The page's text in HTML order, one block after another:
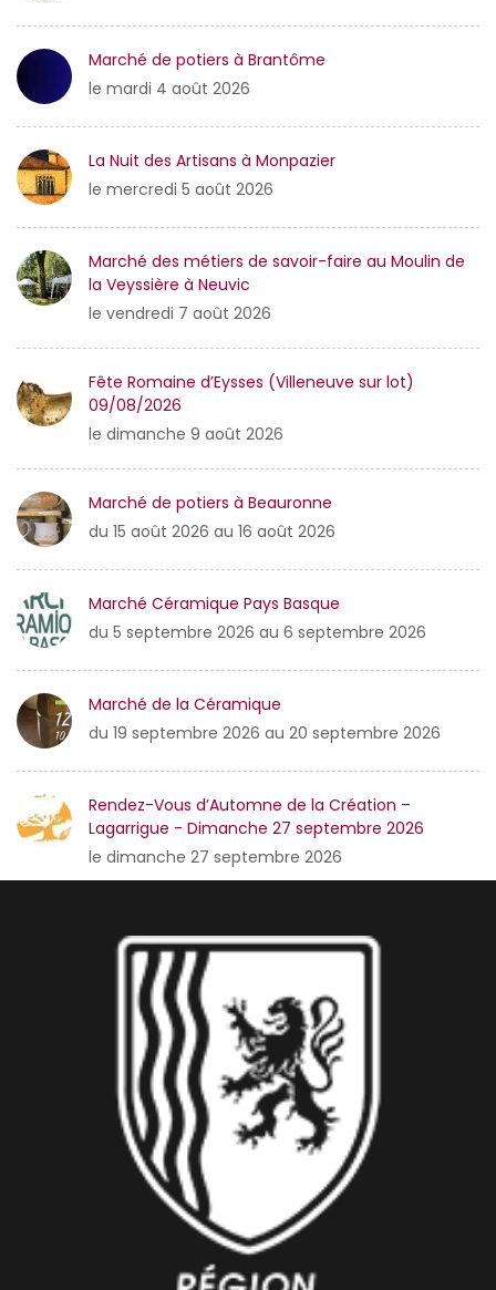
Marché de potiers à Brantôme
le mardi 4 août 2026
La Nuit des Artisans à Monpazier
le mercredi 5 août 2026
Marché des métiers de savoir-faire au Moulin de
la Veyssière à Neuvic
le vendredi 7 août 2026
Fête Romaine d’Eysses (Villeneuve sur lot)
09/08/2026
le dimanche 9 août 2026
Marché de potiers à Beauronne
du 15 août 2026 au 16 août 2026
Marché Céramique Pays Basque
du 5 septembre 2026 au 6 septembre 2026
Marché de la Céramique
du 19 septembre 2026 au 20 septembre 2026
Rendez-Vous d’Automne de la Création –
Lagarrigue - Dimanche 27 septembre 2026
le dimanche 27 septembre 2026